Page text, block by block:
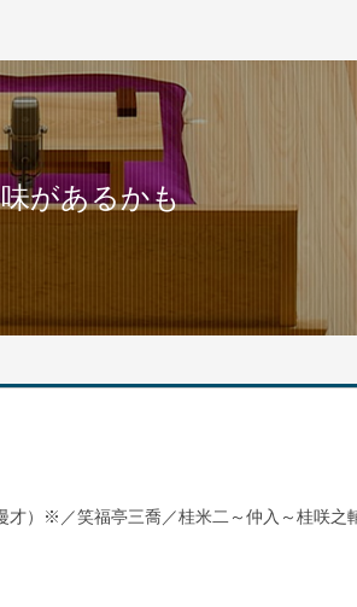
があるかも
）※／笑福亭三喬／桂米二～仲入～桂咲之